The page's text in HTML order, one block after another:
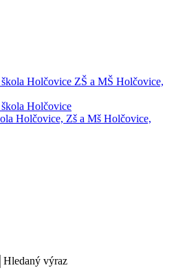
ZŠ a MŠ Holčovice,
Holčovice, Zš a Mš Holčovice,
Hledaný výraz